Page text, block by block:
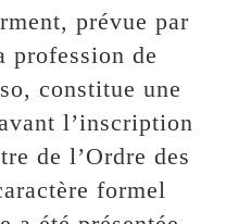
prévue par
profession de
constitue une
l’inscription
de l’Ordre des
formel